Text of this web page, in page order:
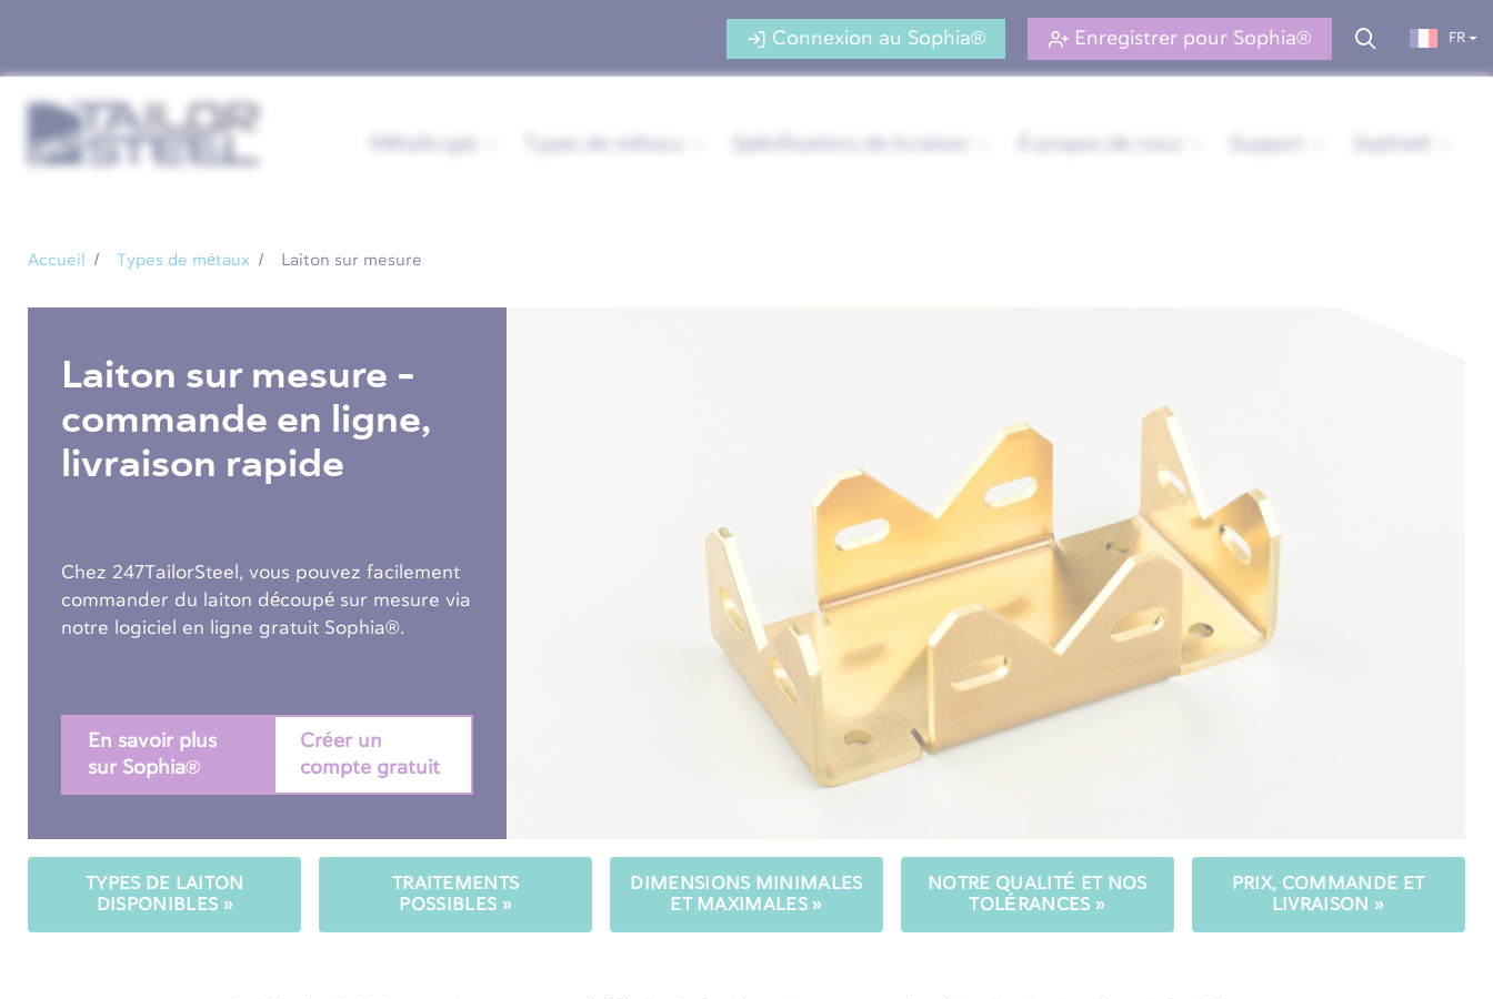
Connexion au Sophia® Enregistrer pour Sophia® FR
Accueil Types de métaux Laiton sur mesure
Laiton sur mesure -
commande en ligne,
livraison rapide
Chez 247TailorSteel, vous pouvez facilement
commander du laiton découpé sur mesure via
notre logiciel en ligne gratuit Sophia®.
En savoir plus
sur Sophia®
Créer un
compte gratuit
TYPES DE LAITON
DISPONIBLES »
TRAITEMENTS
POSSIBLES »
DIMENSIONS MINIMALES
ET MAXIMALES »
NOTRE QUALITÉ ET NOS
TOLÉRANCES »
PRIX, COMMANDE ET
LIVRAISON »